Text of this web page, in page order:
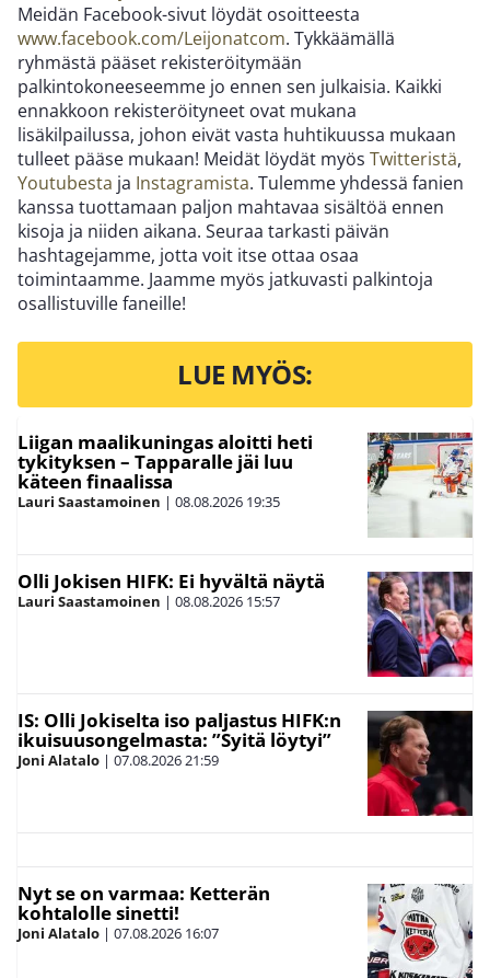
Meidän Facebook-sivut löydät osoitteesta
www.facebook.com/Leijonatcom. Tykkäämällä
ryhmästä pääset rekisteröitymään
palkintokoneeseemme jo ennen sen julkaisia. Kaikki
ennakkoon rekisteröityneet ovat mukana
lisäkilpailussa, johon eivät vasta huhtikuussa mukaan
tulleet pääse mukaan! Meidät löydät myös Twitteristä,
Youtubesta ja Instagramista. Tulemme yhdessä fanien
kanssa tuottamaan paljon mahtavaa sisältöä ennen
kisoja ja niiden aikana. Seuraa tarkasti päivän
hashtagejamme, jotta voit itse ottaa osaa
toimintaamme. Jaamme myös jatkuvasti palkintoja
osallistuville faneille!
LUE MYÖS:
Liigan maalikuningas aloitti heti
tykityksen – Tapparalle jäi luu
käteen finaalissa
Lauri Saastamoinen | 08.08.2026 19:35
Olli Jokisen HIFK: Ei hyvältä näytä
Lauri Saastamoinen | 08.08.2026 15:57
IS: Olli Jokiselta iso paljastus HIFK:n
ikuisuusongelmasta: ”Syitä löytyi”
Joni Alatalo | 07.08.202621:59
Nyt se on varmaa: Ketterän
kohtalolle sinetti!
Joni Alatalo | 07.08.2026 16:07